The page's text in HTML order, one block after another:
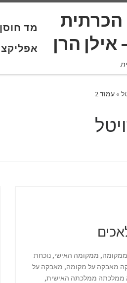
מד
» עמוד 2
ממקומה, ממקומה האישי, נוכחת
מאבקה על מקומה, מאבקה על
ממלכתה ממלכתה האישית,